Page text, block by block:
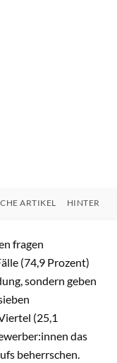
ARTIKEL
fragen
(74,9 Prozent)
sondern geben
(25,1
das
beherrschen.